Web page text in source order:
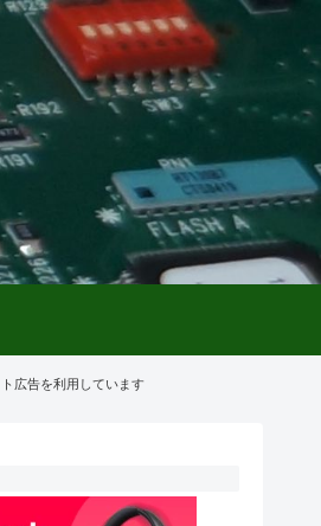
広告を利用しています